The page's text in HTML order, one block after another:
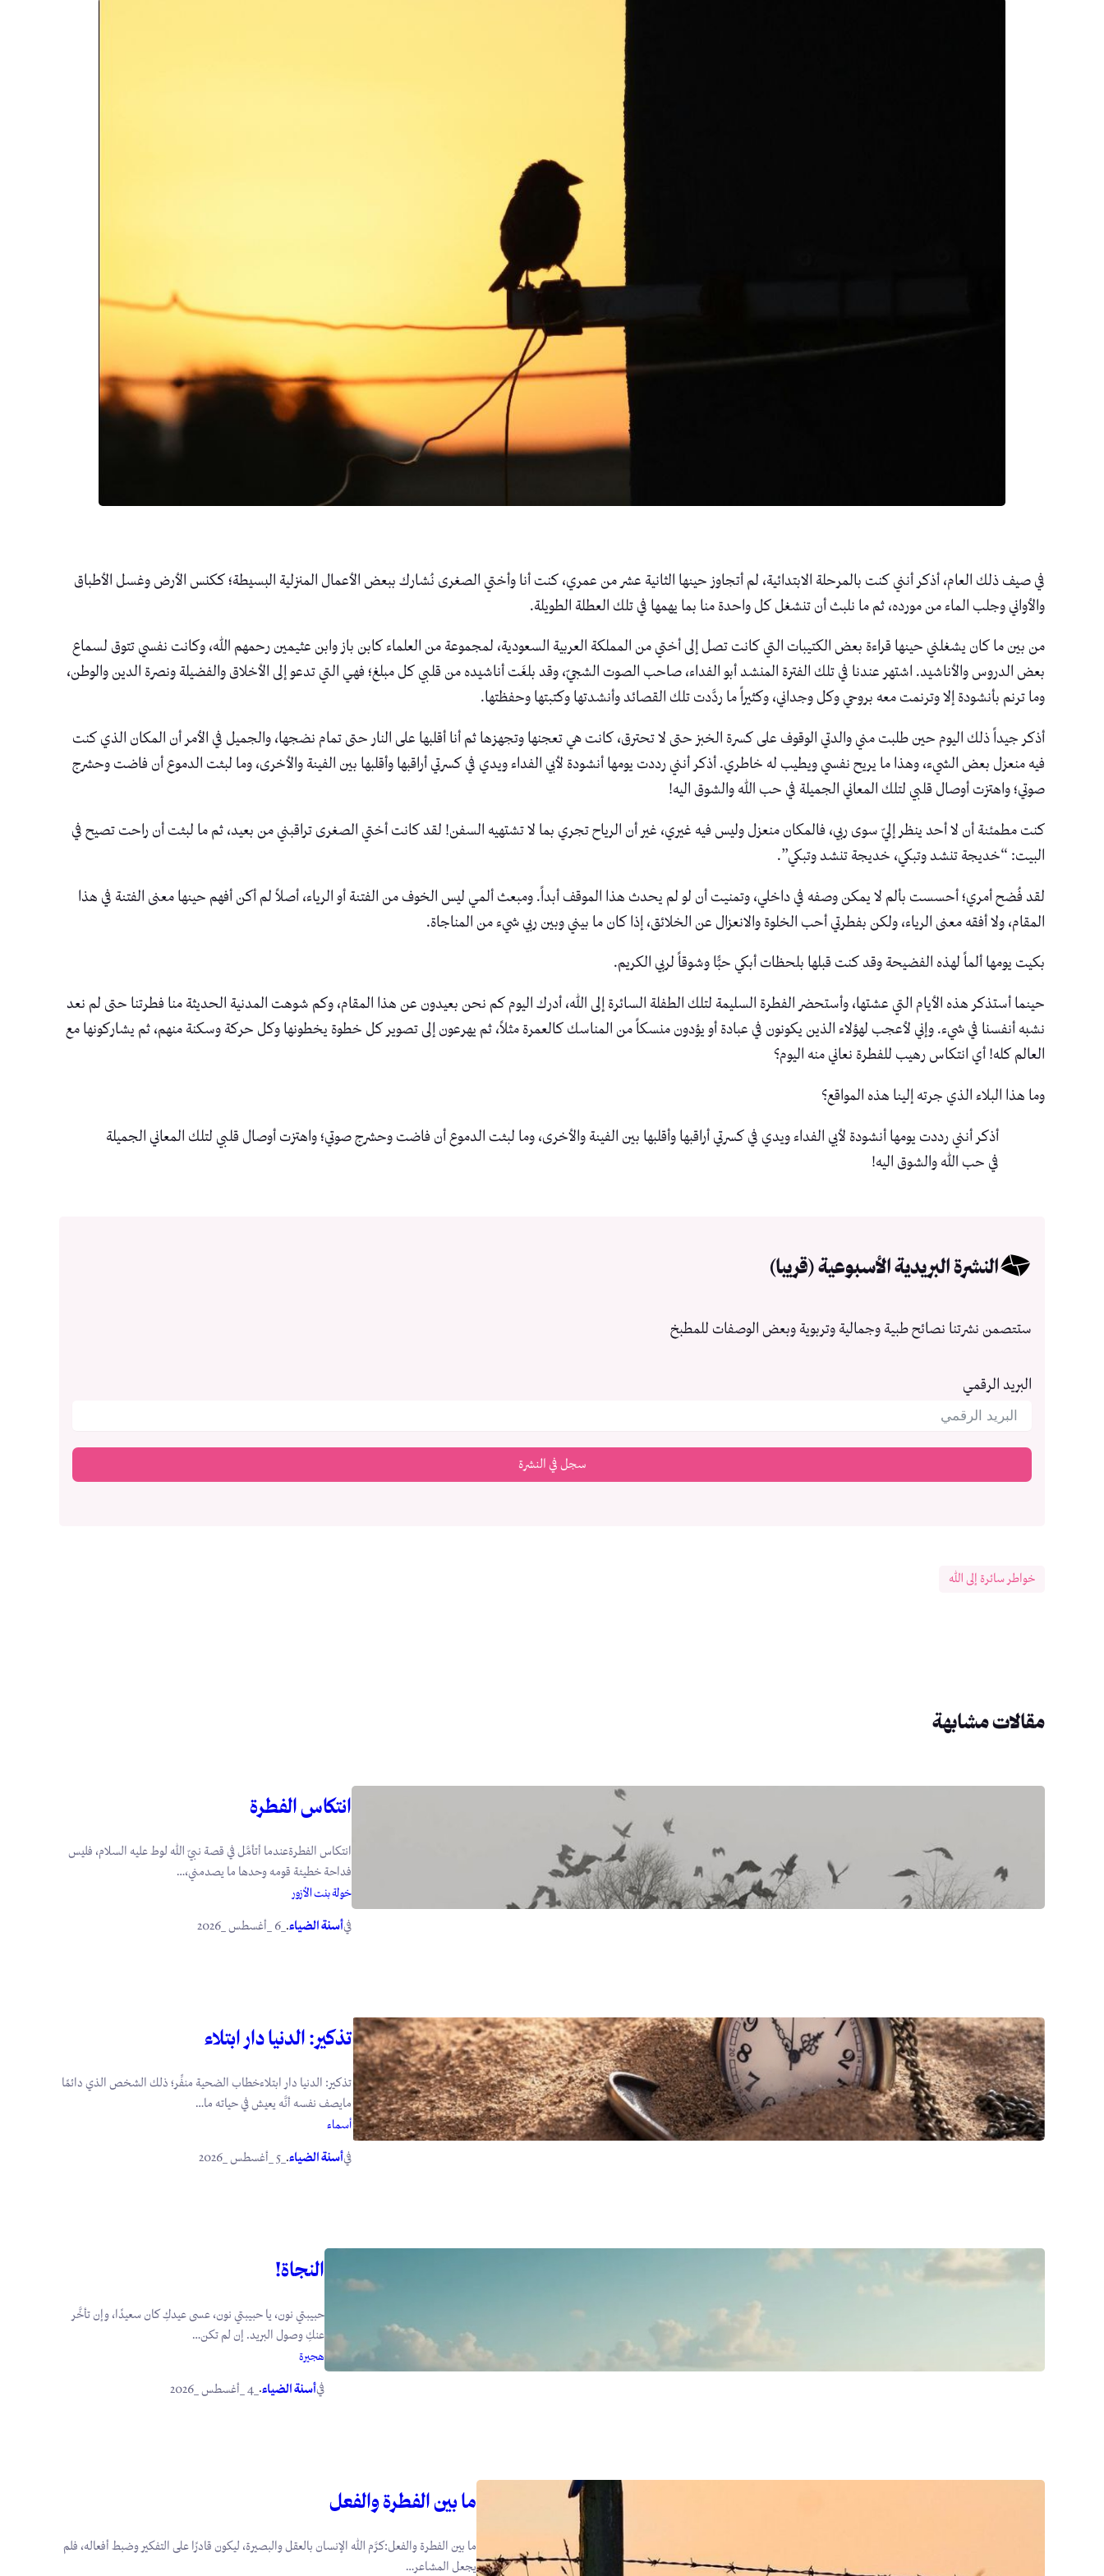
في صيف ذلك العام، أذكر أنني كنت بالمرحلة الابتدائية، لم أتجاوز حينها الثانية عشر من عمري، كنت أنا وأختي الصغرى نُشارك ببعض الأعمال المنزلية البسيطة؛ ككنس الأرض وغسل الأطباق
والأواني وجلب الماء من مورده، ثم ما نلبث أن تنشغل كل واحدة منا بما يهمها في تلك العطلة الطويلة.
من بين ما كان يشغلني حينها قراءة بعض الكتيبات التي كانت تصل إلى أختي من المملكة العربية السعودية، لمجموعة من العلماء كابن باز وابن عثيمين رحمهم الله، وكانت نفسي تتوق لسماع
بعض الدروس والأناشيد. اشتهر عندنا في تلك الفترة المنشد أبو الفداء، صاحب الصوت الشجيّ، وقد بلغَت أناشيده من قلبي كل مبلغ؛ فهي التي تدعو إلى الأخلاق والفضيلة ونصرة الدين والوطن،
وما ترنم بأنشودة إلا وترنمت معه بروحي وكل وجداني، وكثيراً ما ردَّدت تلك القصائد وأنشدتها وكتبتها وحفظتها.
أذكر جيداً ذلك اليوم حين طلبت مني والدتي الوقوف على كسرة الخبز حتى لا تحترق، كانت هي تعجنها وتجهزها ثم أنا أقلبها على النار حتى تمام نضجها، والجميل في الأمر أن المكان الذي كنت
فيه منعزل بعض الشيء، وهذا ما يريح نفسي ويطيب له خاطري. أذكر أنني رددت يومها أنشودة لأبي الفداء ويدي في كسرتي أراقبها وأقلبها بين الفينة والأخرى، وما لبثت الدموع أن فاضت وحشرج
صوتي؛ واهتزت أوصال قلبي لتلك المعاني الجميلة في حب الله والشوق اليه!
كنت مطمئنة أن لا أحد ينظر إليّ سوى ربي، فالمكان منعزل وليس فيه غيري، غير أن الرياح تجري بما لا تشتهيه السفن! لقد كانت أختي الصغرى تراقبني من بعيد، ثم ما لبثت أن راحت تصيح في
البيت: “خديجة تنشد وتبكي، خديجة تنشد وتبكي”.
لقد فُضح أمري؛ أحسست بألم لا يمكن وصفه في داخلي، وتمنيت أن لو لم يحدث هذا الموقف أبداً. ومبعث ألمي ليس الخوف من الفتنة أو الرياء، أصلاً لم أكن أفهم حينها معنى الفتنة في هذا
المقام، ولا أفقه معنى الرياء، ولكن بفطرتي أحب الخلوة والانعزال عن الخلائق، إذا كان ما بيني وبين ربي شيء من المناجاة.
بكيت يومها ألماً لهذه الفضيحة وقد كنت قبلها بلحظات أبكي حبًّا وشوقاً لربي الكريم.
حينما أستذكر هذه الأيام التي عشتها، وأستحضر الفطرة السليمة لتلك الطفلة السائرة إلى الله، أدرك اليوم كم نحن بعيدون عن هذا المقام، وكم شوهت المدنية الحديثة منا فطرتنا حتى لم نعد
نشبه أنفسنا في شيء. وإني لأعجب لهؤلاء الذين يكونون في عبادة أو يؤدون منسكاً من المناسك كالعمرة مثلاً، ثم يهرعون إلى تصوير كل خطوة يخطونها وكل حركة وسكنة منهم، ثم يشاركونها مع
العالم كله! أي انتكاس رهيب للفطرة نعاني منه اليوم؟
وما هذا البلاء الذي جرته إلينا هذه المواقع؟
أذكر أنني رددت يومها أنشودة لأبي الفداء ويدي في كسرتي أراقبها وأقلبها بين الفينة والأخرى، وما لبثت الدموع أن فاضت وحشرج صوتي؛ واهتزت أوصال قلبي لتلك المعاني الجميلة
في حب الله والشوق اليه!
النشرة البريدية الأسبوعية (قريبا)
ستتصمن نشرتنا نصائح طبية وجمالية وتربوية وبعض الوصفات للمطبخ
البريد الرقمي
سجل في النشرة
خواطر سائرة إلى الله
مقالات مشابهة
انتكاس الفطرة
انتكاس الفطرةعندما أتأمَّل في قصة نبيّ الله لوط عليه السلام، فليس
فداحة خطيئة قومه وحدها ما يصدمني،…
خولة بنت الأزور
فيأسنة الضياء.
تذكير: الدنيا دار ابتلاء
تذكير: الدنيا دار ابتلاءخطاب الضحية منفِّر؛ ذلك الشخص الذي دائمًا
مايصف نفسه أنَّه يعيش في حياته ما…
أسماء
فيأسنة الضياء.
النجاة!
حبيبتي نون، يا حبيبتي نون، عسى عيدكِ كان سعيدًا، وإن تأخَّر
عنكِ وصول البريد. إن لم تكن…
هجيرة
فيأسنة الضياء.
ما بين الفطرة والفعل
ما بين الفطرة والفعل:كرَّم الله الإنسان بالعقل والبصيرة، ليكون قادرًا على التفكير وضبط أفعاله، فلم
يجعل المشاعر…